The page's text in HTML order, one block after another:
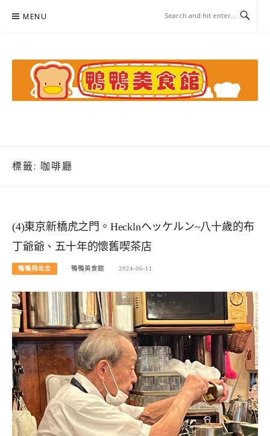
MENU
標籤: 咖啡廳
(4)東京新橋虎之門。Hecklnヘッケルン~八十歲的布
丁爺爺、五十年的懷舊喫茶店
鴨鴨飛出去 鴨鴨美食館 2024-06-11